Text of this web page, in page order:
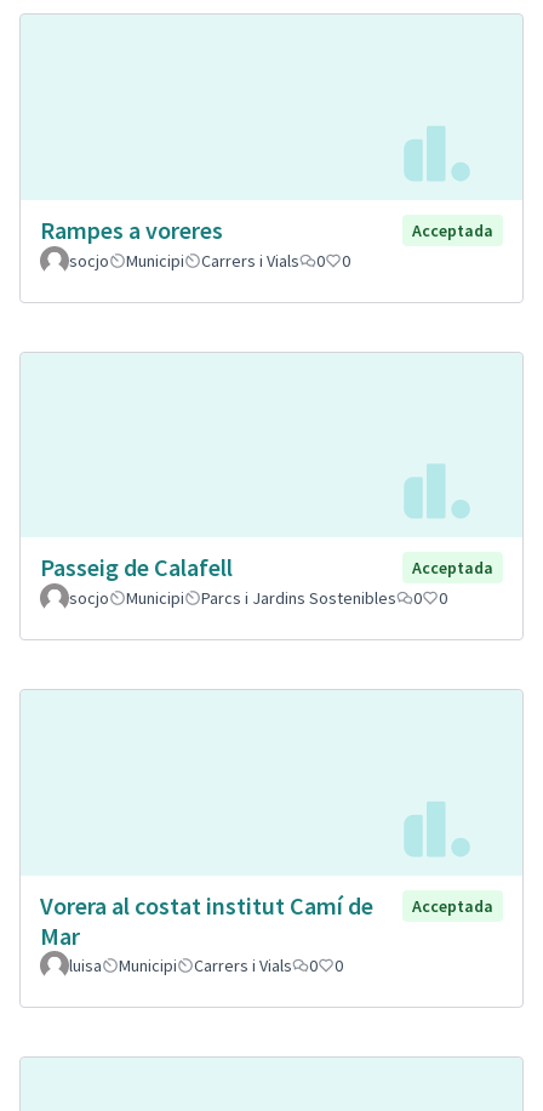
Rampes a voreres
Acceptada
socjo
Municipi Carrers i Vials 0 0
Passeig de Calafell
Acceptada
socjo
Municipi Parcs i Jardins Sostenibles 0 0
Vorera al costat institut Camí de
Mar
Acceptada
luisa Municipi Carrers i Vials 0 0